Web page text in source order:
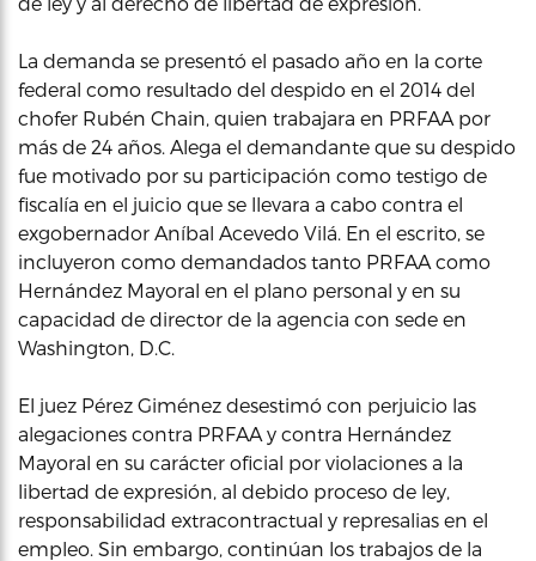
La demanda se presentó el pasado año en la corte
federal como resultado del despido en el 2014 del
chofer Rubén Chain, quien trabajara en PRFAA por
más de 24 años. Alega el demandante que su despido
fue motivado por su participación como testigo de
fiscalía en el juicio que se llevara a cabo contra el
exgobernador Aníbal Acevedo Vilá. En el escrito, se
incluyeron como demandados tanto PRFAA como
Hernández Mayoral en el plano personal y en su
capacidad de director de la agencia con sede en
Washington, D.C.
El juez Pérez Giménez desestimó con perjuicio las
alegaciones contra PRFAA y contra Hernández
Mayoral en su carácter oficial por violaciones a la
libertad de expresión, al debido proceso de ley,
responsabilidad extracontractual y represalias en el
empleo. Sin embargo, continúan los trabajos de la